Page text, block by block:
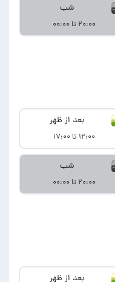
شب
۲۰:۰۰ تا ۰۰:۰۰
بعد از ظهر
۱۲:۰۰ تا ۱۷:۰۰
شب
۲۰:۰۰ تا ۰۰:۰۰
بعد از ظهر